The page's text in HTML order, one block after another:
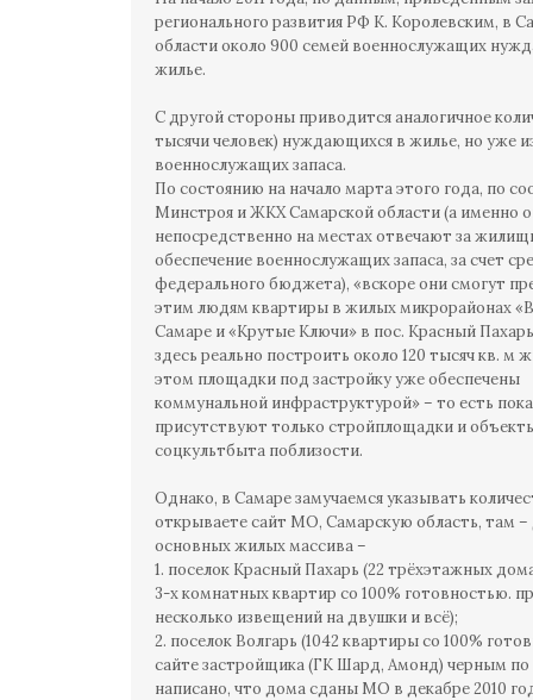
регионального развития РФ К. Королевским, в
области около 900 семей военнослужащих
жилье.
С другой стороны приводится аналогичное
тысячи человек) нуждающихся в жилье, но уже
военнослужащих запаса.
По состоянию на начало марта этого года, по
Минстроя и ЖКХ Самарской области (а именно
непосредственно на местах отвечают за
обеспечение военнослужащих запаса, за счет
федерального бюджета), «вскоре они смогут
этим людям квартиры в жилых микрорайонах
Самаре и «Крутые Ключи» в пос. Красный
здесь реально построить около 120 тысяч кв. м
этом площадки под застройку уже обеспечены
коммунальной инфраструктурой» – то есть пока
присутствуют только стройплощадки и
соцкультбыта поблизости.
Однако, в Самаре замучаемся указывать
открываете сайт МО, Самарскую область, там –
основных жилых массива –
1. поселок Красный Пахарь (22 трёхэтажных
3-х комнатных квартир со 100% готовностью.
несколько извещений на двушки и всё);
2. поселок Волгарь (1042 квартиры со 100%
сайте застройщика (ГК Шард, Амонд) черным по
написано, что дома сданы МО в декабре 2010